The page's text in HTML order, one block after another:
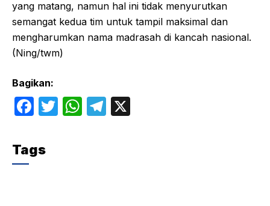
yang matang, namun hal ini tidak menyurutkan
semangat kedua tim untuk tampil maksimal dan
mengharumkan nama madrasah di kancah nasional.
(Ning/twm)
Bagikan:
F
c
e
T
W T
Tags